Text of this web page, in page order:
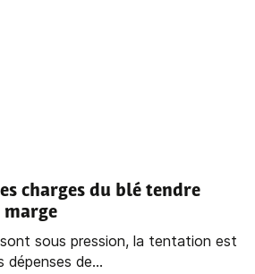
charges du blé tendre
marge
sous pression, la tentation est
dépenses de...